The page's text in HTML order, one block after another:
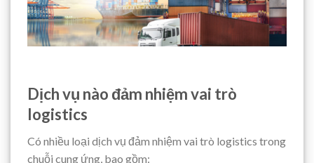
Dịch vụ nào đảm nhiệm vai trò
logistics
Có nhiều loại dịch vụ đảm nhiệm vai trò logistics trong
chuỗi cung ứng, bao gồm: